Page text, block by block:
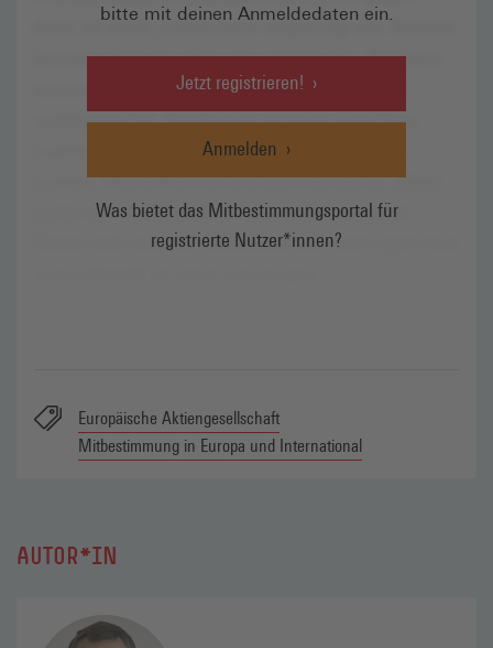
bitte mit deinen Anmeldedaten ein.
Jetzt registrieren!
Anmelden
Was bietet das Mitbestimmungsportal für
registrierte Nutzer*innen?
Europäische Aktiengesellschaft
Mitbestimmung in Europa und International
AUTOR*IN